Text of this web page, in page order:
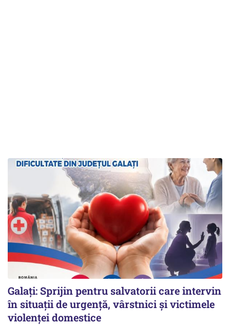
Galați: Sprijin pentru salvatorii care intervin
în situații de urgență, vârstnici și victimele
violenței domestice